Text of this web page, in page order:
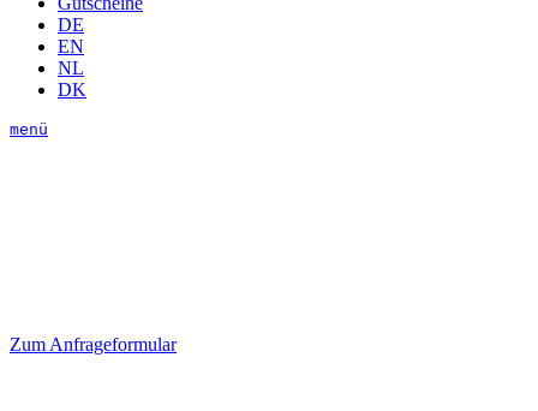
DE
EN
NL
DK
menü
Zum Anfrageformular